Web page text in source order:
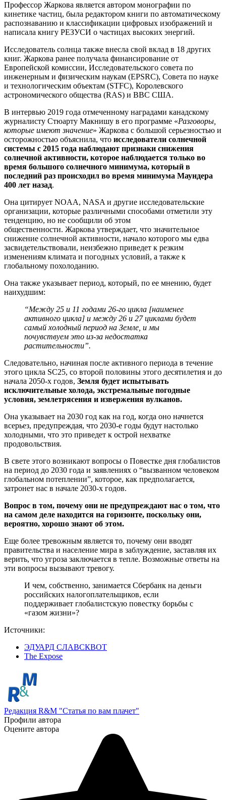
Профессор Жаркова является автором монографии по
кинетике частиц, была редактором книги по автоматическому
распознаванию и классификации цифровых изображений и
написала книгу РЕЗУСИ о частицах высоких энергий.
Исследователь солнца также внесла свой вклад в 18 других
книг. Жаркова ранее получала финансирование от
Европейской комиссии, Исследовательского совета по
инженерным и физическим наукам (EPSRC), Совета по науке
и технологическим объектам (STFC), Королевского
астрономического общества (RAS) и ВВС США.
В интервью 2019 года отмеченному наградами канадскому
журналисту Стюарту Макнишу в его программе «Разговоры,
которые имеют значение» Жаркова с большой серьезностью и
осторожностью объяснила, что исследователи солнечной
системы с 2015 года наблюдают признаки снижения
солнечной активности, которое наблюдается только во
время большого солнечного минимума, который в
последний раз происходил во время минимума Маундера
400 лет назад.
Она цитирует NOAA, NASA и другие исследовательские
организации, которые различными способами отметили эту
тенденцию, но не сообщили об этом
общественности. Жаркова утверждает, что значительное
снижение солнечной активности, начало которого мы едва
засвидетельствовали, неизбежно приведет к резким
изменениям климата и погодных условий, а также к
глобальному похолоданию.
Она также указывает период, который, по ее мнению, будет
наихудшим:
“Между 25 и 11 годами 26-го цикла [наименее
активного цикла] и между 26 и 27 циклами будет
самый холодный период на Земле, и мы
почувствуем это из-за недостатка
растительности”.
Следовательно, начиная после активного периода в течение
этого цикла SC25, со второй половины этого десятилетия и до
начала 2050-х годов, Земля будет испытывать
исключительные холода, экстремальные погодные
условия, землетрясения и извержения вулканов.
Она указывает на 2030 год как на год, когда оно начнется
всерьез, предупреждая, что 2030-е годы будут настолько
холодными, что это приведет к острой нехватке
продовольствия.
В свете этого возникают вопросы о Повестке дня глобалистов
на период до 2030 года и заявлениях о “вызванном человеком
глобальном потеплении”, которое, как предполагается,
затронет нас в начале 2030-х годов.
Вопрос в том, почему они не предупреждают нас о том, что
на самом деле находится на горизонте, поскольку они,
вероятно, хорошо знают об этом.
Еще более тревожным является то, почему они вводят
правительства и население мира в заблуждение, заставляя их
верить, что угроза заключается в тепле. Возможные ответы на
эти вопросы вызывают тревогу.
И чем, собственно, занимается Сбербанк на деньги
российских налогоплательщиков, если
поддерживает глобалистскую повестку борьбы с
«газом жизни»?
Источники:
ЭДУАРД СЛАВСКВОТ
The Expose
Редакция R&M "Статья по вам плачет"
Профили автора
Оцените автора